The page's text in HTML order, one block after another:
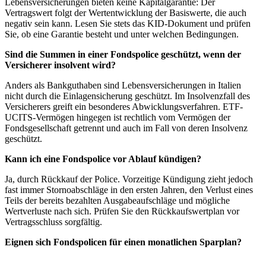
Lebensversicherungen bieten keine Kapitalgarantie: Der
Vertragswert folgt der Wertentwicklung der Basiswerte, die auch
negativ sein kann. Lesen Sie stets das KID-Dokument und prüfen
Sie, ob eine Garantie besteht und unter welchen Bedingungen.
Sind die Summen in einer Fondspolice geschützt, wenn der
Versicherer insolvent wird?
Anders als Bankguthaben sind Lebensversicherungen in Italien
nicht durch die Einlagensicherung geschützt. Im Insolvenzfall des
Versicherers greift ein besonderes Abwicklungsverfahren. ETF-
UCITS-Vermögen hingegen ist rechtlich vom Vermögen der
Fondsgesellschaft getrennt und auch im Fall von deren Insolvenz
geschützt.
Kann ich eine Fondspolice vor Ablauf kündigen?
Ja, durch Rückkauf der Police. Vorzeitige Kündigung zieht jedoch
fast immer Stornoabschläge in den ersten Jahren, den Verlust eines
Teils der bereits bezahlten Ausgabeaufschläge und mögliche
Wertverluste nach sich. Prüfen Sie den Rückkaufswertplan vor
Vertragsschluss sorgfältig.
Eignen sich Fondspolicen für einen monatlichen Sparplan?